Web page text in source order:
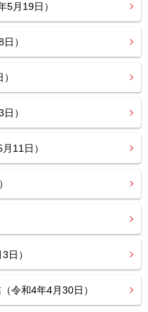
5月19日）
）
）
11日）
日）
令和4年4月30日）